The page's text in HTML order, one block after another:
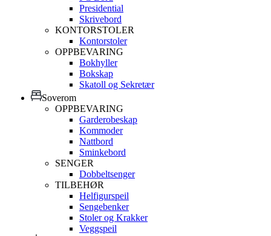
Presidential
Skrivebord
KONTORSTOLER
Kontorstoler
OPPBEVARING
Bokhyller
Bokskap
Skatoll og Sekretær
Soverom
OPPBEVARING
Garderobeskap
Kommoder
Nattbord
Sminkebord
SENGER
Dobbeltsenger
TILBEHØR
Helfigurspeil
Sengebenker
Stoler og Krakker
Veggspeil